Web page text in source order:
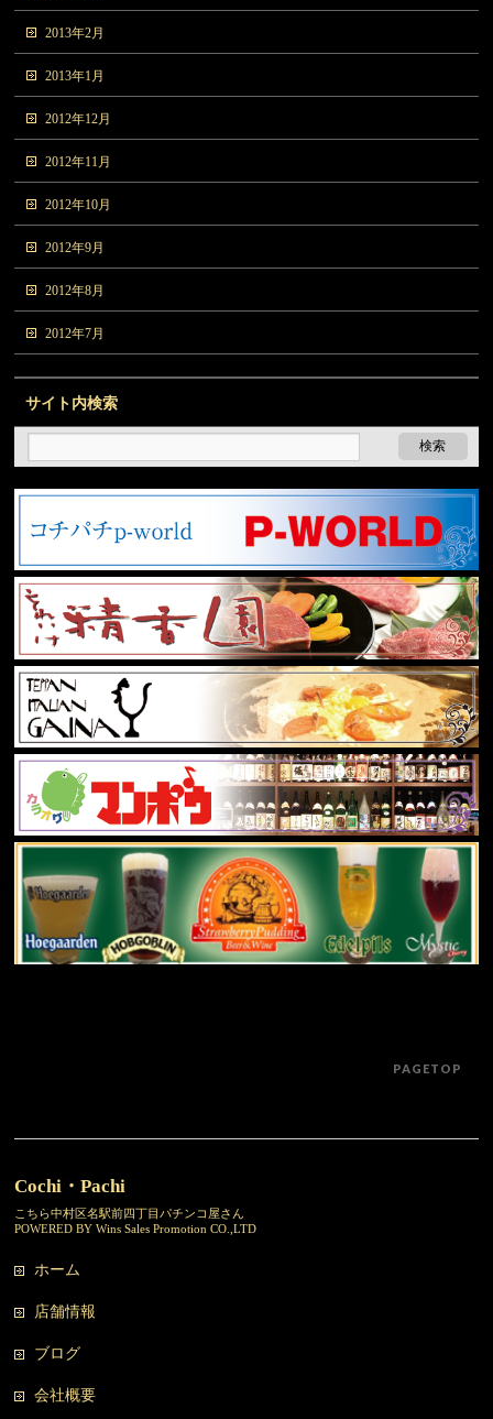
2013年2月
2013年1月
2012年12月
2012年11月
2012年10月
2012年9月
2012年8月
2012年7月
サイト内検索
PAGETOP
Cochi・Pachi
こちら中村区名駅前四丁目パチンコ屋さん
POWERED BY Wins Sales Promotion CO.,LTD
ホーム
店舗情報
ブログ
会社概要